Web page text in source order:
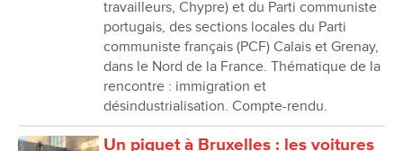
travailleurs, Chypre) et du Parti communiste
portugais, des sections locales du Parti
communiste français (PCF) Calais et Grenay,
dans le Nord de la France. Thématique de la
rencontre : immigration et
désindustrialisation. Compte-rendu.
Un piquet à Bruxelles : les voitures